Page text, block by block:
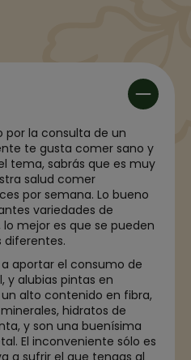
por la consulta de un
te gusta comer sano y
tema, sabrás que es muy
salud comer
por semana. Lo bueno
variedades de
mejor es que se pueden
diferentes.
aportar el consumo de
y alubias pintas en
alto contenido en fibra,
hidratos de
y son una buenísima
El inconveniente sólo es
a sufrir el que tengas al